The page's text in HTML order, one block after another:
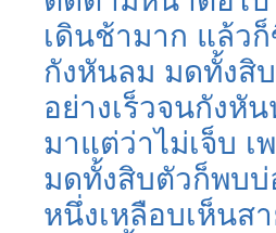
เดินช้ามาก แล้ว
กังหันลม มดทั้งสิ
อย่างเร็วจนกัง
มาแต่ว่าไม่เจ็บ
มดทั้งสิบตัวก็พบ
หนึ่งเหลือบเห็นส